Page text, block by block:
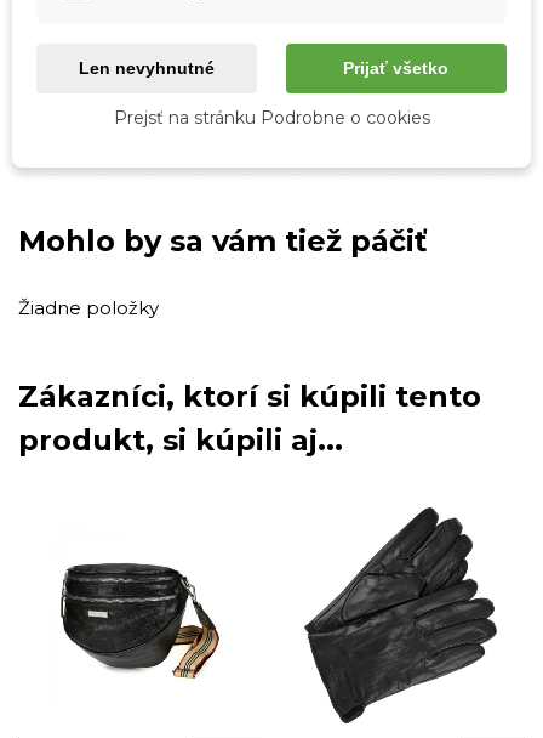
Na zips
Elegantný
Mohlo by sa vám tiež páčiť
Žiadne položky
Zákazníci, ktorí si kúpili tento
produkt, si kúpili aj...
Len nevyhnutné Prijať všetko
Prejsť na stránku Podrobne o cookies